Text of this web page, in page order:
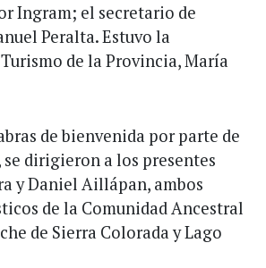
Ingram; el secretario de
Peralta. Estuvo la
de la Provincia, María
de bienvenida por parte de
se dirigieron a los presentes
y Daniel Aillápan, ambos
de la Comunidad Ancestral
de Sierra Colorada y Lago